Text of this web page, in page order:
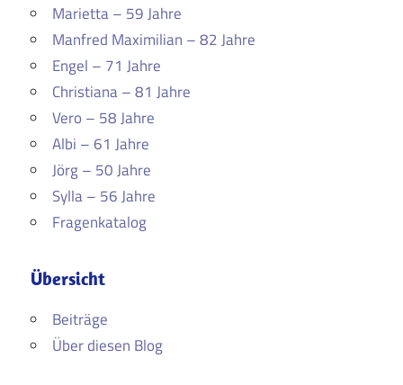
Marietta – 59 Jahre
Manfred Maximilian – 82 Jahre
Engel – 71 Jahre
Christiana – 81 Jahre
Vero – 58 Jahre
Albi – 61 Jahre
Jörg – 50 Jahre
Sylla – 56 Jahre
Fragenkatalog
Übersicht
Beiträge
Über diesen Blog